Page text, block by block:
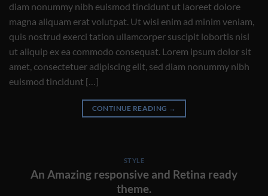
diam nonummy nibh euismod tincidunt ut laoreet dolore
magna aliquam erat volutpat. Ut wisi enim ad minim veniam,
quis nostrud exerci tation ullamcorper suscipit lobortis nisl
ut aliquip ex ea commodo consequat. Lorem ipsum dolor sit
amet, consectetuer adipiscing elit, sed diam nonummy nibh
euismod tincidunt […]
CONTINUE READING →
STYLE
An Amazing responsive and Retina ready
theme.